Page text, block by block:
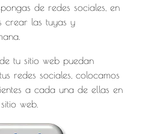
de redes sociales, en
crear las tuyas y
tu sitio web puedan
redes sociales, colocamos
a cada una de ellas en
web.